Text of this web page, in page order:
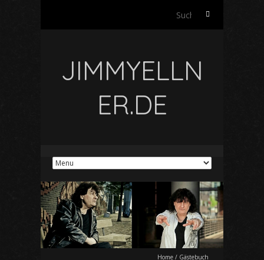
Suchen
JIMMYELLN
ER.DE
Home / Gästebuch